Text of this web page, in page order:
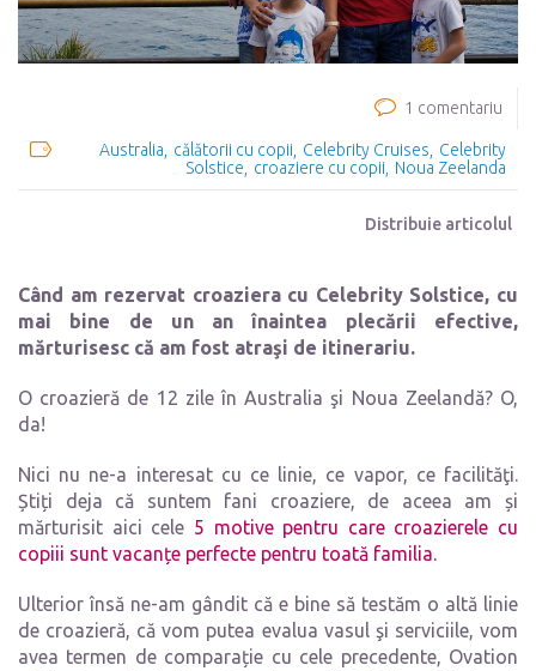
1 comentariu
Australia călătorii cu copii Celebrity Cruises
Celebrity
Solstice
croaziere cu copii Noua Zeelanda
Distribuie articolul
Când am rezervat croaziera cu Celebrity Solstice, cu
mai bine de un an înaintea plecării efective,
mărturisesc că am fost atraşi de itinerariu.
O croazieră de 12 zile în Australia şi Noua Zeelandă? O,
da!
Nici nu ne-a interesat cu ce linie, ce vapor, ce facilităţi.
Știți deja că suntem fani croaziere, de aceea am și
mărturisit aici cele 5 motive pentru care croazierele cu
copiii sunt vacanțe perfecte pentru toată familia.
Ulterior însă ne-am gândit că e bine să testăm o altă linie
de croazieră, că vom putea evalua vasul şi serviciile, vom
avea termen de comparație cu cele precedente, Ovation